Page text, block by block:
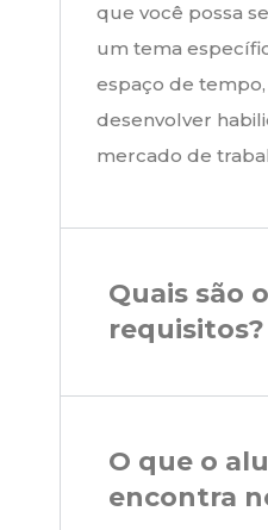
que você possa
um tema
espaço de
desenvolver
mercado de
Quais são
requisitos?
O que o
encontra